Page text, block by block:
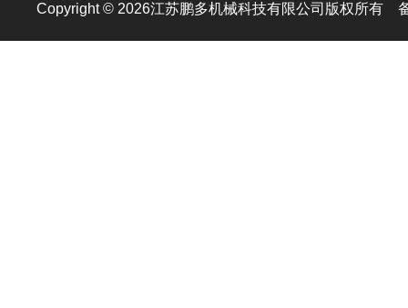
Copyright © 2026江苏鹏多机械科技有限公司版权所有